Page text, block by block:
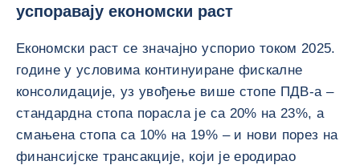
успоравају економски раст
Економски раст се значајно успорио током 2025.
године у условима континуиране фискалне
консолидације, уз увођење више стопе ПДВ-а –
стандардна стопа порасла је са 20% на 23%, а
смањена стопа са 10% на 19% – и нови порез на
финансијске трансакције, који је еродирао